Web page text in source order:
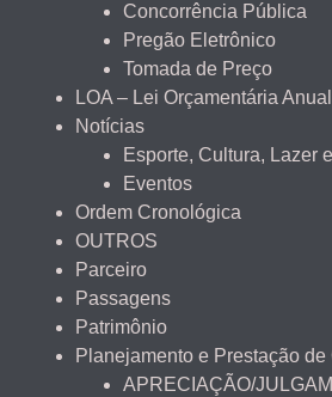
Concorrência Pública
Pregão Eletrônico
Tomada de Preço
LOA – Lei Orçamentária Anual
Notícias
Esporte, Cultura, Lazer
Eventos
Ordem Cronológica
OUTROS
Parceiro
Passagens
Patrimônio
Planejamento e Prestação de
APRECIAÇÃO/